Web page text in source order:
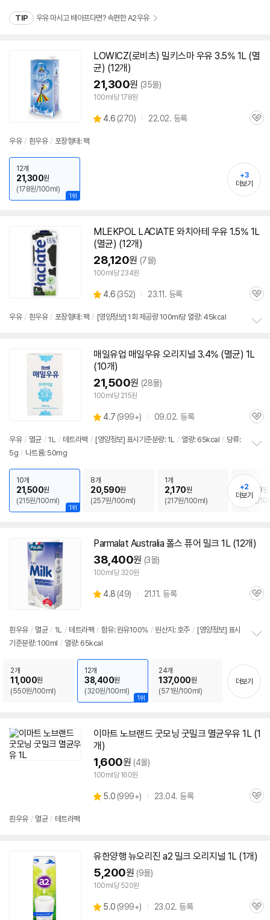
TIP 우유 마시고 배아프다면? 속편한 A2우유
LOWICZ(로비츠) 밀키스마우유 3.5% 1L (멸
균) (12개)
21,300원 (35몰)
100ml당 178원
별
4.6 (상
270) 22.02. 등록
관
우유 / 흰우유 / 포장형태: 팩
1위
12개
21,300원
(178원/100ml)
+3
더보기
MLEKPOL LACIATE 와치아테 우유 1.5% 1L
(멸균) (12개)
28,120원 (7몰)
100ml당 234원
별
점
4.6 (상
리
352) 23.11. 등록
관
우유 / 흰우유 / 포장형태: 팩 / [영양정보] 1회 제공량 100ml당 열량: 45kcal
매일유업 매일우유 오리지널 3.4% (멸균) 1L
(10개)
21,500원 (28몰)
100ml당 215원
별
점
4.7 (상
리
999+) 09.02. 등록
관
우유 / 멸균 / 1L / 테트라팩 / [영양정보] 표시기준분량: 1L / 열량: 65kcal / 당류:
5g / 나트륨: 50mg
치
기
1위
10개
21,500원
(215원/100ml)
8개
20,590원
(257원/100ml)
1개
2,170원
(217원/100ml)
4,280원
(214원/
+2
더보기
Parmalat Australia 폴스 퓨어 밀크 1L (12개)
38,400원 (3몰)
100ml당 320원
별
4.8 (상
뷰
49) 21.11. 등록
관
흰우유 / 멸균 / 1L / 테트라팩 / 함유: 원유100% / 원산지: 호주 / [영양정보] 표시
기준분량: 100ml / 열량: 65kcal
치
기
2개
11,000원
(550원/100ml)
1위
12개
38,400원
(320원/100ml)
24개
137,000원
(571원/100ml)
더보기
이마트 노브랜드 굿모닝 굿밀크 멸균우유 1L (1
개)
1,600원 (4몰)
100ml당 160원
별
5.0 (상
999+) 23.04. 등록
관
흰우유 / 멸균 / 테트라팩
유한양행 뉴오리진 a2 밀크 오리지널 1L (1개)
5,200원 (9몰)
100ml당 520원
별
5.0 (상
999+) 23.02. 등록
관